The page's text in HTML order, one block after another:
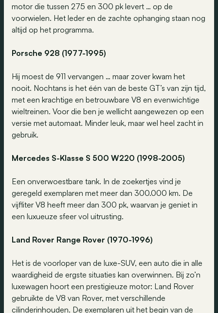
motor die tussen 275 en 300 pk levert … op de
voorwielen. Het leder en de zachte ophanging staan nog
altijd op het programma.
Porsche 928 (1977-1995)
Hij moest de 911 vervangen … maar zover kwam het
nooit. Nochtans is het één van de beste GT’s van zijn tijd,
met een krachtige en betrouwbare V8 en evenwichtige
wieltreinen. Voor die ben je wellicht aangewezen op een
versie met automaat. Minder leuk, maar wel heel zacht in
gebruik.
Mercedes S-Klasse S 500 W220 (1998-2005)
Een onverwoestbare tank. In de zoekertjes vind je
geregeld exemplaren met meer dan 300.000 km. De
vijfliter V8 heeft meer dan 300 pk, waarvan je geniet in
een luxueuze sfeer vol uitrusting.
Land Rover Range Rover (1970-1996)
Het is de voorloper van de luxe-SUV, een auto die in alle
waardigheid de ergste situaties kan overwinnen. Bij zo’n
luxewagen hoort een prestigieuze motor: Land Rover
gebruikte de V8 van Rover, met verschillende
cilinderinhouden. De exemplaren uit het begin van de